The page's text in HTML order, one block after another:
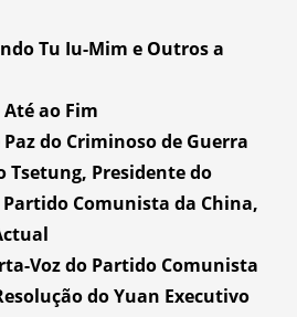
Tu Iu-Mim e Outros a
ao Fim
do Criminoso de Guerra
Tsetung, Presidente do
Comunista da China,
Voz do Partido Comunista
do Yuan Executivo